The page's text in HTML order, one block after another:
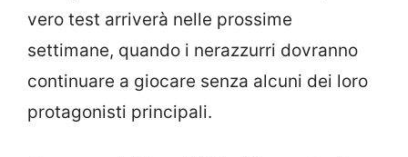
vero test arriverà nelle prossime
settimane, quando i nerazzurri dovranno
continuare a giocare senza alcuni dei loro
protagonisti principali.